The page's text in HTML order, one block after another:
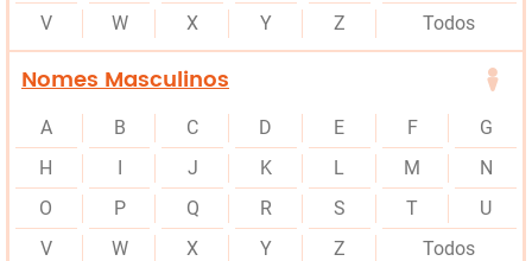
V
W X Y Z Todos
Nomes Masculinos
A B C D E F
G
H
I J K L M
N
O
P Q R S T
U
V
W X Y Z Todos